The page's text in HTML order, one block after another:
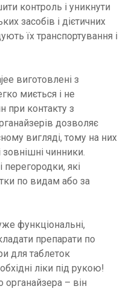
контроль і уникнути
засобів і дієтичних
їх транспортування і
виготовлені з
миється і не
при контакту з
дозволяє
вигляді, тому на них
зовнішні чинники.
які
по видам або за
функціональні,
препарати по
для таблеток
ліки під рукою!
органайзера – він